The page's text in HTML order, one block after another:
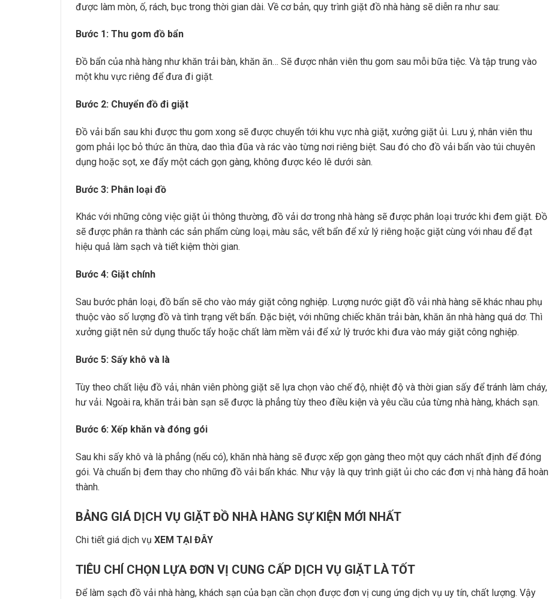
được làm mòn, ố, rách, bục trong thời gian dài. Về cơ bản, quy trình giặt đồ nhà hàng sẽ diễn ra như sau:
Bước 1: Thu gom đồ bẩn
Đồ bẩn của nhà hàng như khăn trải bàn, khăn ăn… Sẽ được nhân viên thu gom sau mỗi bữa tiệc. Và tập trung vào
một khu vực riêng để đưa đi giặt.
Bước 2: Chuyển đồ đi giặt
Đồ vải bẩn sau khi được thu gom xong sẽ được chuyển tới khu vực nhà giặt, xưởng giặt ủi. Lưu ý, nhân viên thu
gom phải lọc bỏ thức ăn thừa, dao thìa đũa và rác vào từng nơi riêng biệt. Sau đó cho đồ vải bẩn vào túi chuyên
dụng hoặc sọt, xe đẩy một cách gọn gàng, không được kéo lê dưới sàn.
Bước 3: Phân loại đồ
Khác với những công việc giặt ủi thông thường, đồ vải dơ trong nhà hàng sẽ được phân loại trước khi đem giặt. Đồ
sẽ được phân ra thành các sản phẩm cùng loại, màu sắc, vết bẩn để xử lý riêng hoặc giặt cùng với nhau để đạt
hiệu quả làm sạch và tiết kiệm thời gian.
Bước 4: Giặt chính
Sau bước phân loại, đồ bẩn sẽ cho vào máy giặt công nghiệp. Lượng nước giặt đồ vải nhà hàng sẽ khác nhau phụ
thuộc vào số lượng đồ và tình trạng vết bẩn. Đặc biệt, với những chiếc khăn trải bàn, khăn ăn nhà hàng quá dơ. Thì
xưởng giặt nên sử dụng thuốc tẩy hoặc chất làm mềm vải để xử lý trước khi đưa vào máy giặt công nghiệp.
Bước 5: Sấy khô và là
Tùy theo chất liệu đồ vải, nhân viên phòng giặt sẽ lựa chọn vào chế độ, nhiệt độ và thời gian sấy để tránh làm cháy,
hư vải. Ngoài ra, khăn trải bàn sạn sẽ được là phẳng tùy theo điều kiện và yêu cầu của từng nhà hàng, khách sạn.
Bước 6: Xếp khăn và đóng gói
Sau khi sấy khô và là phẳng (nếu có), khăn nhà hàng sẽ được xếp gọn gàng theo một quy cách nhất định để đóng
gói. Và chuẩn bị đem thay cho những đồ vải bẩn khác. Như vậy là quy trình giặt ủi cho các đơn vị nhà hàng đã hoàn
thành.
BẢNG GIÁ DỊCH VỤ GIẶT ĐỒ NHÀ HÀNG SỰ KIỆN MỚI NHẤT
Chi tiết giá dịch vụ XEM TẠI ĐÂY
TIÊU CHÍ CHỌN LỰA ĐƠN VỊ CUNG CẤP DỊCH VỤ GIẶT LÀ TỐT
Để làm sạch đồ vải nhà hàng, khách sạn của bạn cần chọn được đơn vị cung ứng dịch vụ uy tín, chất lượng. Vậy